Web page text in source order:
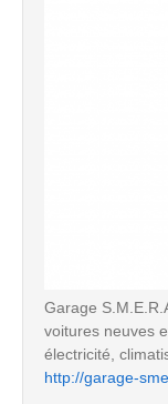
Garage
voitures neuves
électricité,
http://garage-